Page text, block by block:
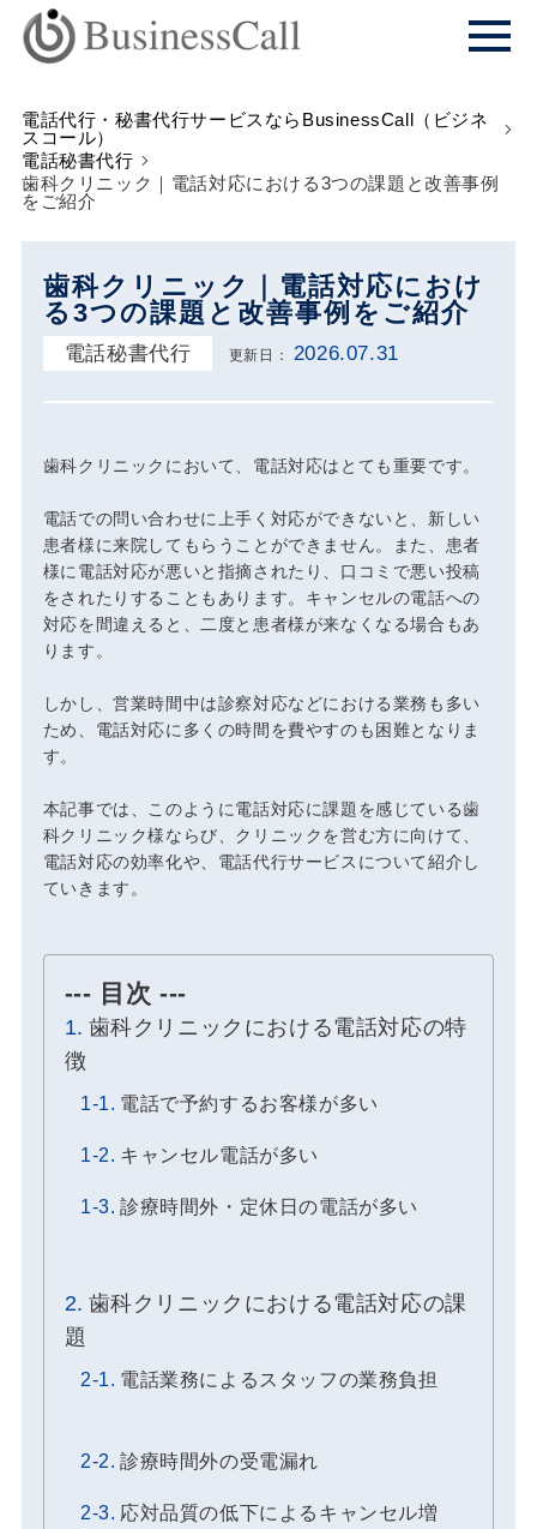
電話代行・秘書代行サービスならBusinessCall（ビジネ
スコール）
電話秘書代行
歯科クリニック｜電話対応における3つの課題と改善事例
をご紹介
歯科クリニック｜電話対応におけ
る3つの課題と改善事例をご紹介
電話秘書代行 更新日： 2026.07.31
歯科クリニックにおいて、電話対応はとても重要です。
電話での問い合わせに上手く対応ができないと、新しい
患者様に来院してもらうことができません。また、患者
様に電話対応が悪いと指摘されたり、口コミで悪い投稿
をされたりすることもあります。キャンセルの電話への
対応を間違えると、二度と患者様が来なくなる場合もあ
ります。
しかし、営業時間中は診察対応などにおける業務も多い
ため、電話対応に多くの時間を費やすのも困難となりま
す。
本記事では、このように電話対応に課題を感じている歯
科クリニック様ならび、クリニックを営む方に向けて、
電話対応の効率化や、電話代行サービスについて紹介し
ていきます。
--- 目次 ---
歯科クリニックにおける電話対応の特
徴
電話で予約するお客様が多い
キャンセル電話が多い
診療時間外・定休日の電話が多い
歯科クリニックにおける電話対応の課
題
電話業務によるスタッフの業務負担
診療時間外の受電漏れ
応対品質の低下によるキャンセル増